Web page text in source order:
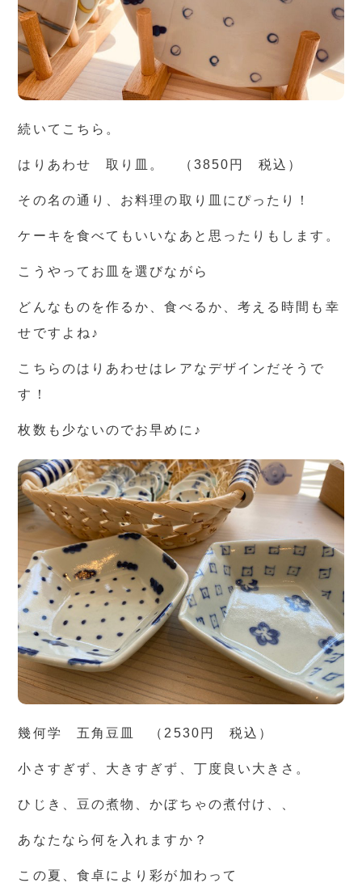
続いてこちら。
はりあわせ 取り皿。 （3850円 税込）
その名の通り、お料理の取り皿にぴったり！
ケーキを食べてもいいなあと思ったりもします。
こうやってお皿を選びながら
どんなものを作るか、食べるか、考える時間も幸
せですよね♪
こちらのはりあわせはレアなデザインだそうで
す！
枚数も少ないのでお早めに♪
幾何学 五角豆皿 （2530円 税込）
小さすぎず、大きすぎず、丁度良い大きさ。
ひじき、豆の煮物、かぼちゃの煮付け、、
あなたなら何を入れますか？
この夏、食卓により彩が加わって